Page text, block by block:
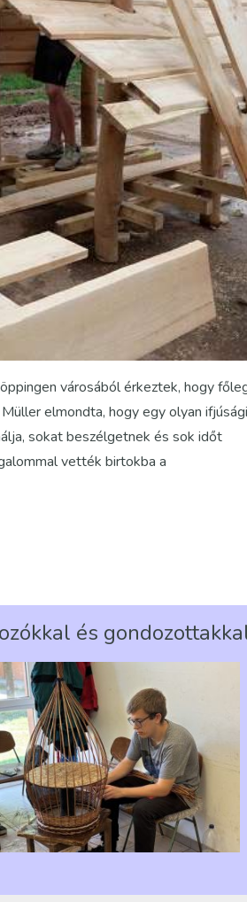
városából érkeztek, hogy
elmondta, hogy egy olyan ifjúsági
sokat beszélgetnek és sok időt
vették birtokba a
és